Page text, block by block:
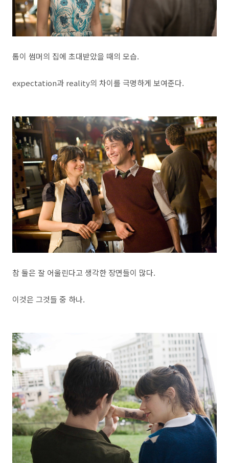
톰이 썸머의 집에 초대받았을 때의 모습.
expectation과 reality의 차이를 극명하게 보여준다.
참 둘은 잘 어울린다고 생각한 장면들이 많다.
이것은 그것들 중 하나.